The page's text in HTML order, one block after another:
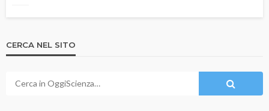
CERCA NEL SITO